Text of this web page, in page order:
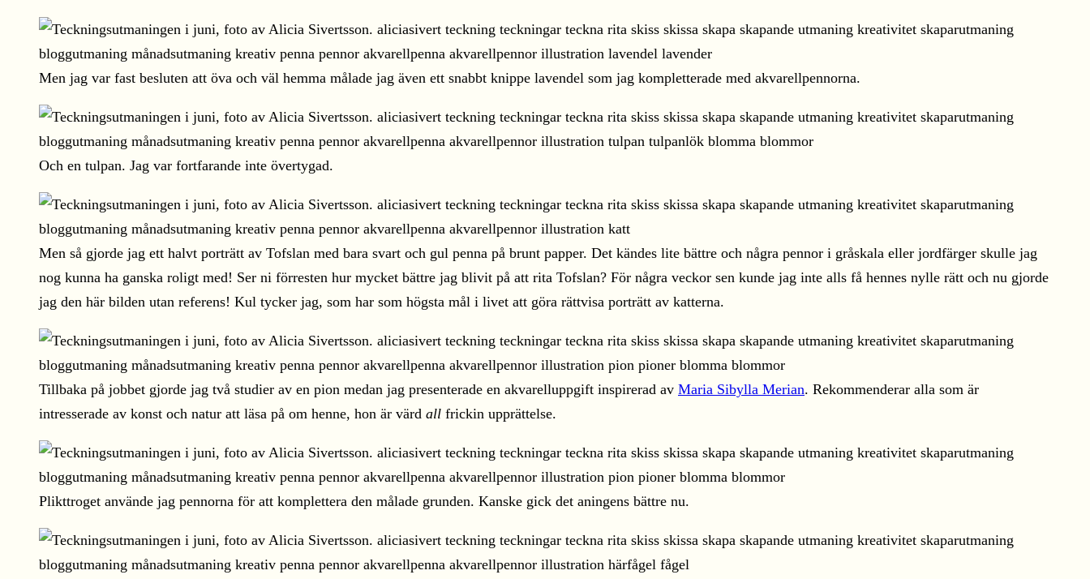
Men jag var fast besluten att öva och väl hemma målade jag även ett snabbt knippe lavendel som jag kompletterade med akvarellpennorna.
Och en tulpan. Jag var fortfarande inte övertygad.
Men så gjorde jag ett halvt porträtt av Tofslan med bara svart och gul penna på brunt papper. Det kändes lite bättre och några pennor i gråskala eller jordfärger skulle jag
nog kunna ha ganska roligt med! Ser ni förresten hur mycket bättre jag blivit på att rita Tofslan? För några veckor sen kunde jag inte alls få hennes nylle rätt och nu gjorde
jag den här bilden utan referens! Kul tycker jag, som har som högsta mål i livet att göra rättvisa porträtt av katterna.
Tillbaka på jobbet gjorde jag två studier av en pion medan jag presenterade en akvarelluppgift inspirerad av Maria Sibylla Merian. Rekommenderar alla som är
intresserade av konst och natur att läsa på om henne, hon är värd all frickin upprättelse.
Plikttroget använde jag pennorna för att komplettera den målade grunden. Kanske gick det aningens bättre nu.